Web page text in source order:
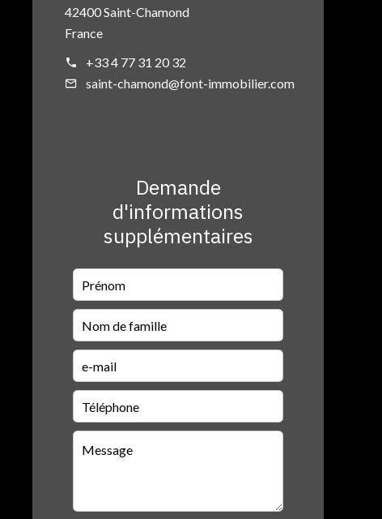
42400 Saint-Chamond
France
+33 4 77 31 20 32
saint-chamond@font-immobilier.com
Demande
d'informations
supplémentaires